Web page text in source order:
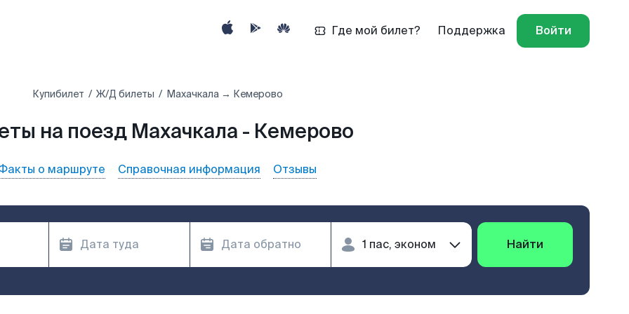
Где мой билет? Поддержка Войти
Купибилет Ж/Д билеты Махачкала → Кемерово
на поезд Махачкала - Кемерово
о маршруте Справочная информация Отзывы
Найти